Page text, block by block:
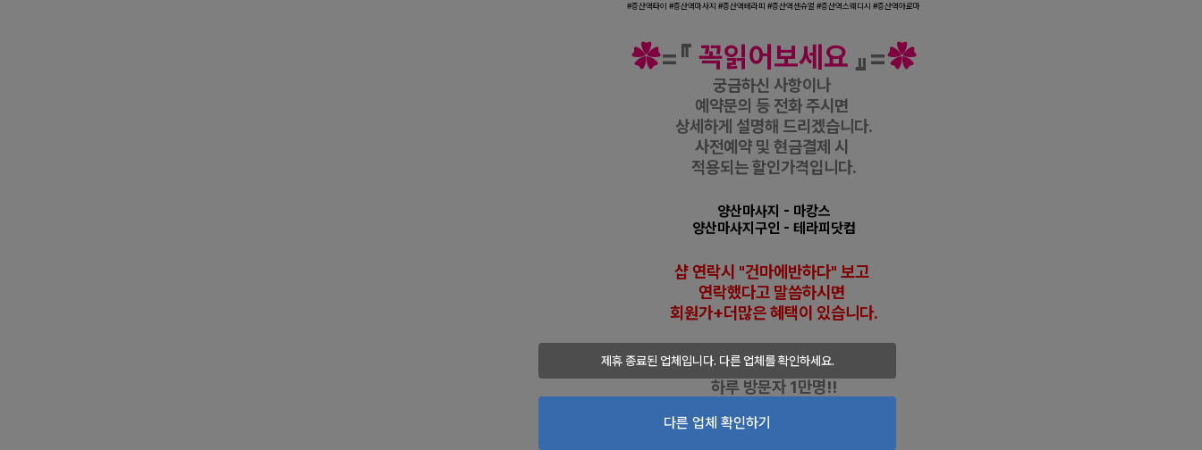
제휴 종료된 업체입니다. 다른 업체를 확인하세요.
다른 업체 확인하기
#증산역타이 #증산역마사지 #증산역테라피 #증산역센슈얼 #증산역스웨디시 #증산역아로마
✿=『 꼭읽어보세요 』=✿
궁금하신 사항이나
예약문의 등 전화 주시면
상세하게 설명해 드리겠습니다.
사전예약 및 현금결제 시
적용되는 할인가격입니다.
양산마사지 - 마캉스
양산마사지구인- 테라피닷컴
샵 연락시 "건마에반하다" 보고
연락했다고 말씀하시면
회원가+더많은 혜택이 있습니다.
마사지 관련 검색1위!!
하루 방문자 1만명!!
오직 건마에반하다에서만